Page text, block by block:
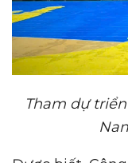
Tham dự
N